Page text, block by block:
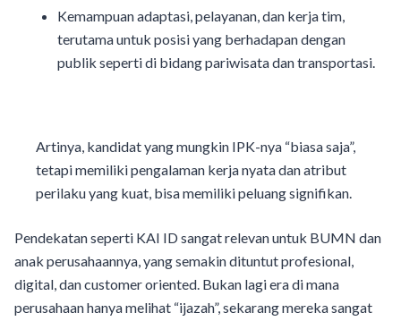
Kemampuan adaptasi, pelayanan, dan kerja tim,
terutama untuk posisi yang berhadapan dengan
publik seperti di bidang pariwisata dan transportasi.
Artinya, kandidat yang mungkin IPK-nya “biasa saja”,
tetapi memiliki pengalaman kerja nyata dan atribut
perilaku yang kuat, bisa memiliki peluang signifikan.
Pendekatan seperti KAI ID sangat relevan untuk BUMN dan
anak perusahaannya, yang semakin dituntut profesional,
digital, dan customer oriented. Bukan lagi era di mana
perusahaan hanya melihat “ijazah”, sekarang mereka sangat